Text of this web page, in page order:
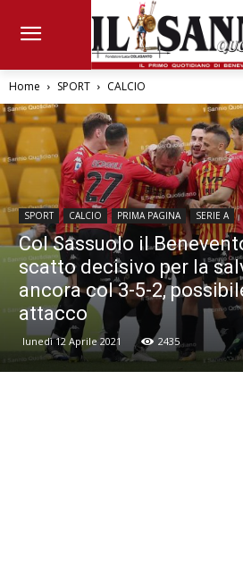
Home SPORT CALCIO
SPORT CALCIO PRIMA PAGINA SERIE A
Col Sassuolo il
scatto decisivo per la
ancora col 3-5-2,
attacco
lunedì 12 Aprile 2021 2435